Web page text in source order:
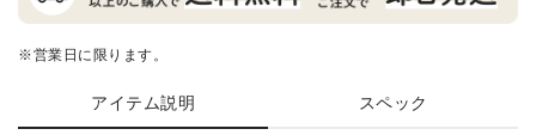
※営業日に限ります。
アイテム説明 スペック